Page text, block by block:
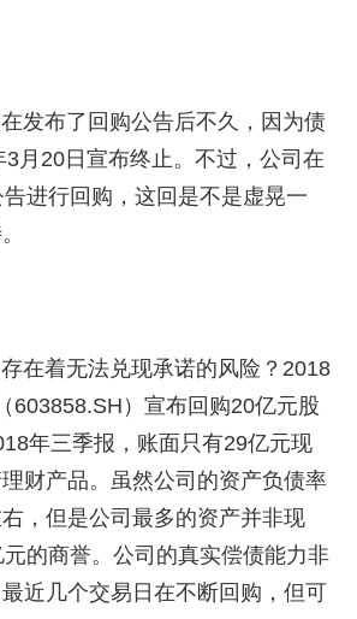
发布了回购公告后不久，因为债
月20日宣布终止。不过，公司在
进行回购，这回是不是虚晃一
在着无法兑现承诺的风险？2018
603858.SH）宣布回购20亿元股
年三季报，账面只有29亿元现
财产品。虽然公司的资产负债率
，但是公司最多的资产并非现
的商誉。公司的真实偿债能力非
近几个交易日在不断回购，但可